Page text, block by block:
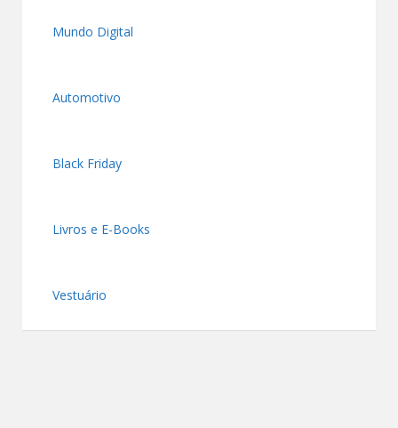
Mundo Digital
Automotivo
Black Friday
Livros e E-Books
Vestuário